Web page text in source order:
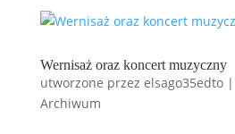
Wernisaż oraz koncert muzyczny
utworzone przez elsago35edto|
Archiwum